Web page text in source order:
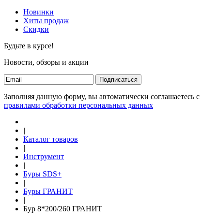
Новинки
Хиты продаж
Скидки
Будьте в курсе!
Новости, обзоры и акции
Подписаться
Заполняя данную форму, вы автоматически соглашаетесь с
правилами обработки персональных данных
|
Каталог товаров
|
Инструмент
|
Буры SDS+
|
Буры ГРАНИТ
|
Бур 8*200/260 ГРАНИТ